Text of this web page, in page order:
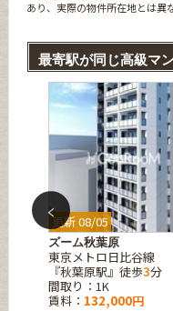
あり、実際の物件所在地とは異
最寄駅が同じ高級マ
更新 08/05
ズーム秋葉原
東京メトロ日比谷線
『秋葉原駅』徒歩3分
間取り：1K
賃料： 132,000円